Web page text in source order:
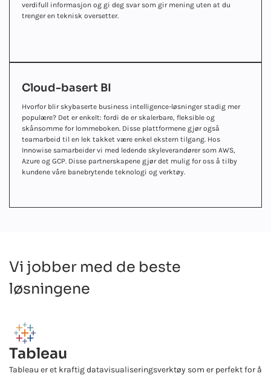
verdifull informasjon og gi deg svar som gir mening uten at du
trenger en teknisk oversetter.
Cloud-basert BI
Hvorfor blir skybaserte business intelligence-løsninger stadig mer
populære? Det er enkelt: fordi de er skalerbare, fleksible og
skånsomme for lommeboken. Disse plattformene gjør også
teamarbeid til en lek takket være enkel ekstern tilgang. Hos
Innowise samarbeider vi med ledende skyleverandører som AWS,
Azure og GCP. Disse partnerskapene gjør det mulig for oss å tilby
kundene våre banebrytende teknologi og verktøy.
Vi jobber med de beste
løsningene
Tableau
Tableau er et kraftig datavisualiseringsverktøy som er perfekt for å